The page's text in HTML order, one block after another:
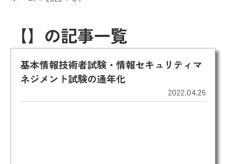
【】の記事一覧
基本情報技術者試験・情報セキュリティマ
ネジメント試験の通年化
2022.04.26